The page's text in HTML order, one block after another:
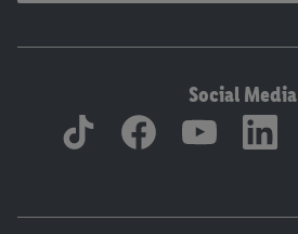
Social Media